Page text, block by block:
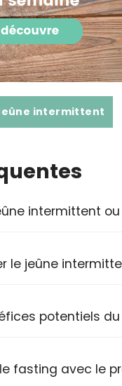
intermittent
intermittent
le jeûne
potentiels
fasting avec le